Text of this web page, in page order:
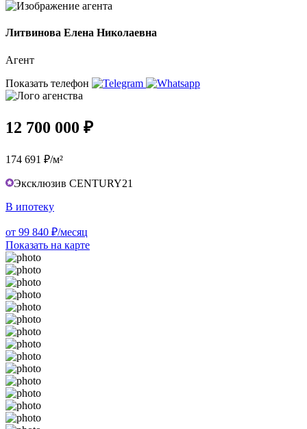
Литвинова Елена Николаевна
Агент
Показать телефон
12 700 000 ₽
174 691 ₽/м²
Эксклюзив CENTURY21
В ипотеку
от 99 840 ₽/месяц
Показать на карте